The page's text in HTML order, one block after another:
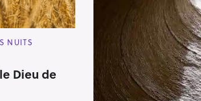
NUITS
Dieu de